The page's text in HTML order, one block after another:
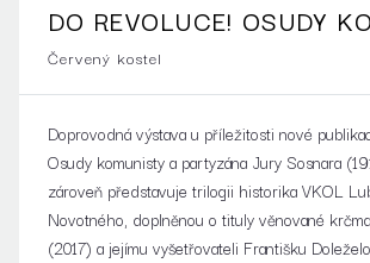
DO REVOLUCE! OSUDY
A PARTYZÁNA JURY
(1914–1989)
Červený kostel
Doprovodná výstava u příležitosti nové
Osudy komunisty a partyzána Jury Sosnara
zároveň představuje trilogii historika VKOL
Novotného, doplněnou o tituly věnované
(2017) a jejímu vyšetřovateli Františku